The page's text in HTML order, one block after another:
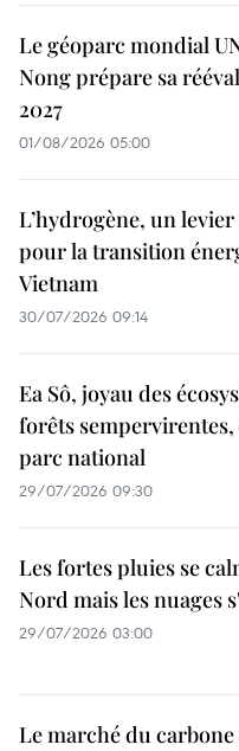
Le géoparc mondial
Nong prépare sa
2027
01/08/2026 05:00
L’hydrogène, un
pour la transition
Vietnam
30/07/2026 09:14
Ea Sô, joyau des
forêts sempervirentes,
parc national
29/07/2026 09:30
Les fortes pluies se
Nord mais les nuages
29/07/2026 03:00
Le marché du